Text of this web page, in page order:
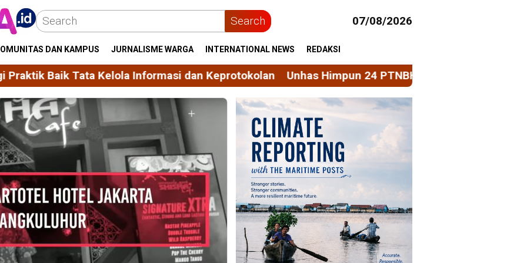
Search 07/08/2026
DAN KAMPUS JURNALISME WARGA INTERNATIONAL NEWS REDAKSI
Kelola Informasi dan Keprotokolan Unhas Himpun 24 PTNBH Bahas Penguatan Sistem